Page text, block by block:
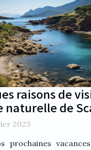
raisons de
naturelle de
2023
prochaines